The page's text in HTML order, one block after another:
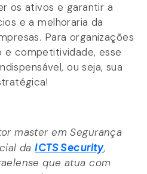
os ativos e garantir a
e a melhoraria da
Para organizações
e competitividade, esse
ou seja, sua
master em Segurança
daICTS Security,
que atua com